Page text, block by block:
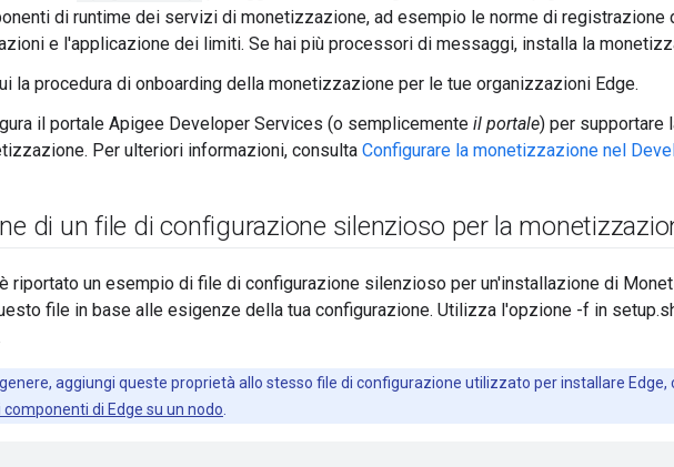
di runtime dei servizi di monetizzazione, ad esempio le norme di registrazione
e l'applicazione dei limiti. Se hai più processori di messaggi, installa la
la procedura di onboarding della monetizzazione per le tue organizzazioni Edge.
il portale Apigee Developer Services (o semplicemente il portale) per supportare
Per ulteriori informazioni, consulta Configurare la monetizzazione nel
di un file di configurazione silenzioso per la
riportato un esempio di file di configurazione silenzioso per un'installazione di
file in base alle esigenze della tua configurazione. Utilizza l'opzione -f in
genere, aggiungi queste proprietà allo stesso file di configurazione utilizzato per installare
componenti di Edge su un nodo